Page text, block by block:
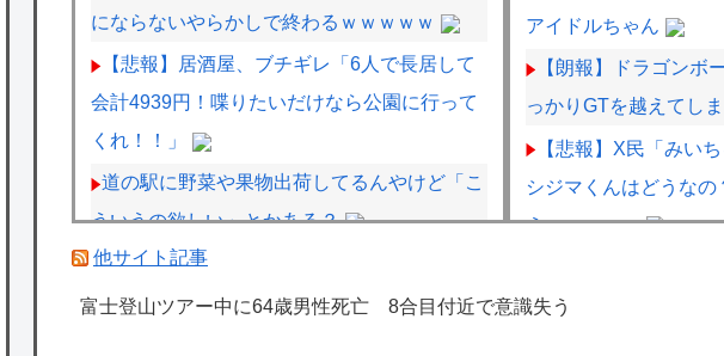
にならないやらかしで終わるｗｗｗｗｗ
【悲報】居酒屋、ブチギレ「6人で長居して
会計4939円！喋りたいだけなら公園に行って
くれ！！」
道の駅に野菜や果物出荷してるんやけど「こ
ういうの欲しい」とかある？
車のエアコンは外気取入派？それとも内気循
環派？
アイドルちゃん
【朗報】ドラゴンボ
っかりGTを越えてし
【悲報】X民「みい
シジマくんはどうな
うｗｗｗｗｗ
せん」 →半年で激減し
他サイト記事
富士登山ツアー中に64歳男性死亡 8合目付近で意識失う